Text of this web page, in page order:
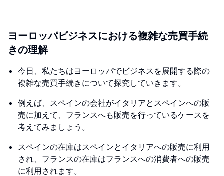
ヨーロッパビジネスにおける複雑な売買手続
きの理解
今日、私たちはヨーロッパでビジネスを展開する際の
複雑な売買手続きについて探究していきます。
例えば、スペインの会社がイタリアとスペインへの販
売に加えて、フランスへも販売を行っているケースを
考えてみましょう。
スペインの在庫はスペインとイタリアへの販売に利用
され、フランスの在庫はフランスへの消費者への販売
に利用されます。